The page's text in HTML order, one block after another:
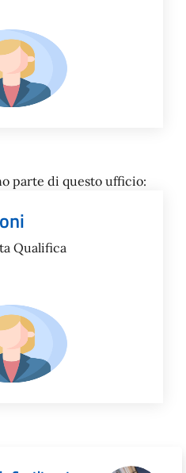
parte di questo ufficio:
Qualifica